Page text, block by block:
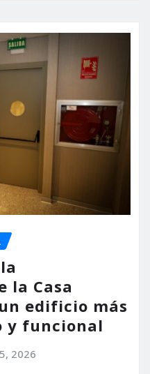
la Casa
edificio más
y funcional
2026